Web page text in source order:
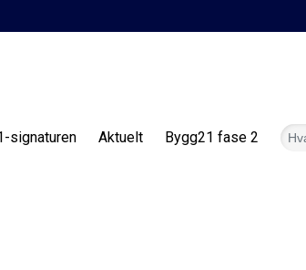
signaturen Aktuelt Bygg21 fase 2